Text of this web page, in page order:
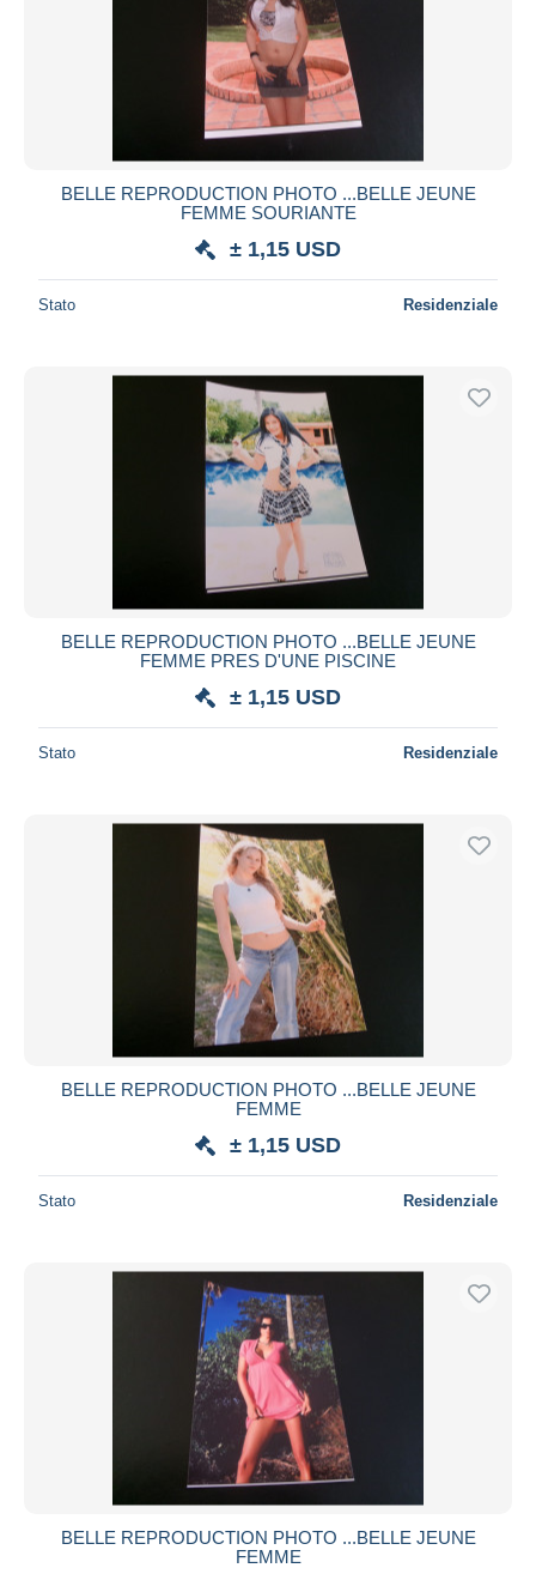
BELLE REPRODUCTION PHOTO ...BELLE JEUNE
FEMME SOURIANTE
± 1,15 USD
Stato Residenziale
BELLE REPRODUCTION PHOTO ...BELLE JEUNE
FEMME PRES D'UNE PISCINE
± 1,15 USD
Stato Residenziale
BELLE REPRODUCTION PHOTO ...BELLE JEUNE
FEMME
± 1,15 USD
Stato Residenziale
BELLE REPRODUCTION PHOTO ...BELLE JEUNE
FEMME